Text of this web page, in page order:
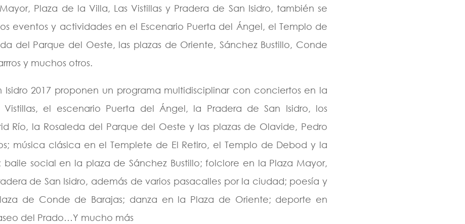
Plaza de la Villa, Las Vistillas y Pradera de San Isidro, también se
eventos y actividades en el Escenario Puerta del Ángel, el Templo de
del Parque del Oeste, las plazas de Oriente, Sánchez Bustillo, Conde
y muchos otros.
Isidro 2017 proponen un programa multidisciplinar con conciertos en la
Vistillas, el escenario Puerta del Ángel, la Pradera de San Isidro, los
Río, la Rosaleda del Parque del Oeste y las plazas de Olavide, Pedro
música clásica en el Templete de El Retiro, el Templo de Debod y la
baile social en la plaza de Sánchez Bustillo; folclore en la Plaza Mayor,
de San Isidro, además de varios pasacalles por la ciudad; poesía y
de Conde de Barajas; danza en la Plaza de Oriente; deporte en
del Prado…Y mucho más